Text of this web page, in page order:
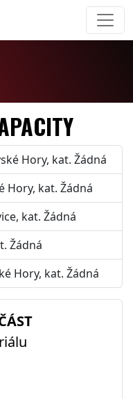
Hory, kat. Žádná
Hory, kat. Žádná
kat. Žádná
Žádná
Hory, kat. Žádná